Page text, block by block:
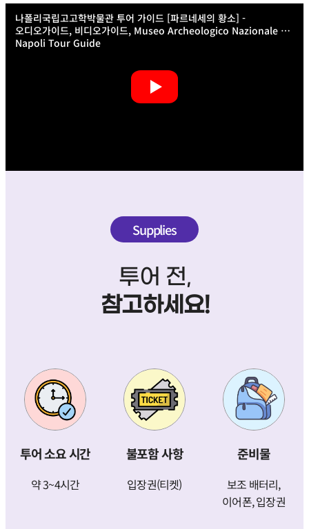
나폴리국립고고학박물관 투어 가이드 [파르네세의 황소] -
오디오가이드, 비디오가이드, Museo Archeologico Nazionale di
Napoli Tour Guide
Supplies
투어 전,
참고하세요!
투어 소요 시간
약 3~4시간
불포함 사항
입장권(티켓)
준비물
보조 배터리,
이어폰, 입장권